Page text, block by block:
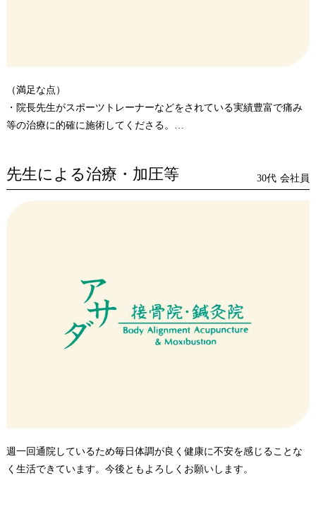
（満足な点）
・院長先生がスポーツトレーナーなどをされている実績豊富で痛み
等の治療に的確に施術してくださる。
・マッサージによるも揉み返しが少ない、体に負担がかからない施
・マッサージと併せて鍼治療していただくことで効果が大きく私の
施術時間が選択できるとありがたいです。
・マッサージの際にうつ伏せになりますが、ベットの顔部分が穴が
空いていると良いかなと思います。（顔を伏せた際に横向きにしな
くてすみ、下向き状態でいられると楽な体勢が保てます。）
先生による治療・加圧等 30代 会社員
週一回通院しているため毎日体調が良く健康に不安を感じることな
く生活できています。今後ともよろしくお願いします。